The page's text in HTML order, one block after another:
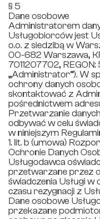
§ 5
Dane osobowe
Administratorem
Usługobiorców jest
o.o. z siedzibą w
00-682 Warszawa,
7011207702,
„Administrator”). W
ochrony danych
skontaktować z
pośrednictwem
Przetwarzanie
odbywać w celu
w niniejszym
1. lit. b (umowa)
Ochronie Danych
Usługodawca
przetwarzane przez
świadczenia Usługi w
czasu rezygnacji z
Dane osobowe
przekazane